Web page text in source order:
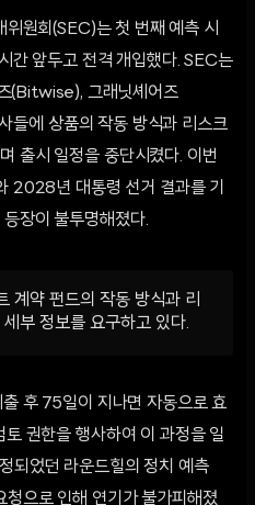
원회(SEC)는 첫 번째 예측 시
간 앞두고 전격 개입했다. SEC는
(Bitwise), 그래닛셰어즈
에 상품의 작동 방식과 리스크
출시 일정을 중단시켰다. 이번
2028년 대통령 선거 결과를 기
장이 불투명해졌다.
계약 펀드의 작동 방식과 리
부 정보를 요구하고 있다.
후 75일이 지나면 자동으로 효
권한을 행사하여 이 과정을 일
되었던 라운드힐의 정치 예측
으로 인해 연기가 불가피해졌